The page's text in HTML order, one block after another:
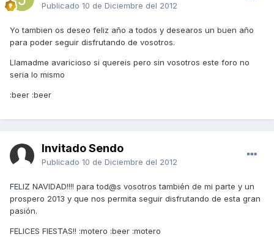
Publicado 10 de Diciembre del 2012
Yo tambien os deseo feliz año a todos y desearos un buen año
para poder seguir disfrutando de vosotros.
Llamadme avaricioso si quereis pero sin vosotros este foro no
seria lo mismo
:beer :beer
Invitado Sendo
Publicado 10 de Diciembre del 2012
FELIZ NAVIDAD!!!! para tod@s vosotros también de mi parte y un
prospero 2013 y que nos permita seguir disfrutando de esta gran
pasión.
FELICES FIESTAS!! :motero :beer :motero